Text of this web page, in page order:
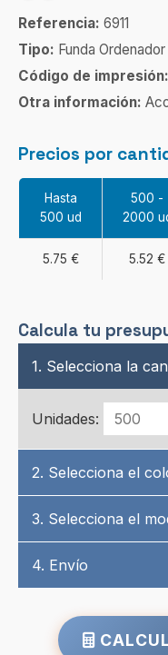
Referencia: 6911
Tipo: Funda
Código de impresión:
Otra información:
Precios por
Hasta
500 ud
500 -
2000
5.75 € 5.52 €
Calcula tu
1. Selecciona la
Unidades:
2. Selecciona el
3. Selecciona el
4. Envío